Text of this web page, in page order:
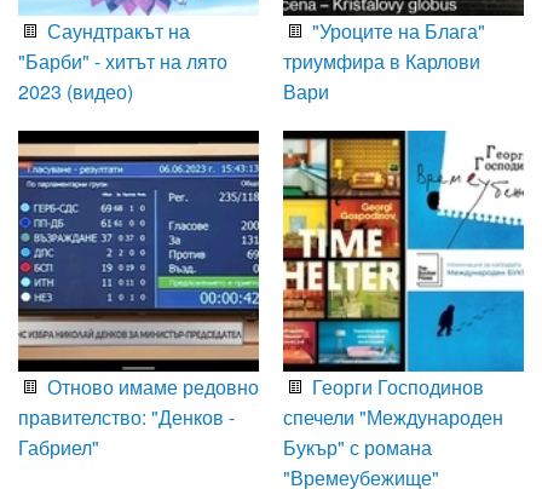
Саундтракът на
"Барби" - хитът на лято
2023 (видео)
"Уроците на Блага"
триумфира в Карлови
Вари
Отново имаме редовно
правителство: "Денков -
Габриел"
Георги Господинов
спечели "Международен
Букър" с романа
"Времеубежище"